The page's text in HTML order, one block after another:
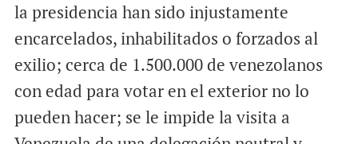
la presidencia han sido injustamente
encarcelados, inhabilitados o forzados al
exilio; cerca de 1.500.000 de venezolanos
con edad para votar en el exterior no lo
pueden hacer; se le impide la visita a